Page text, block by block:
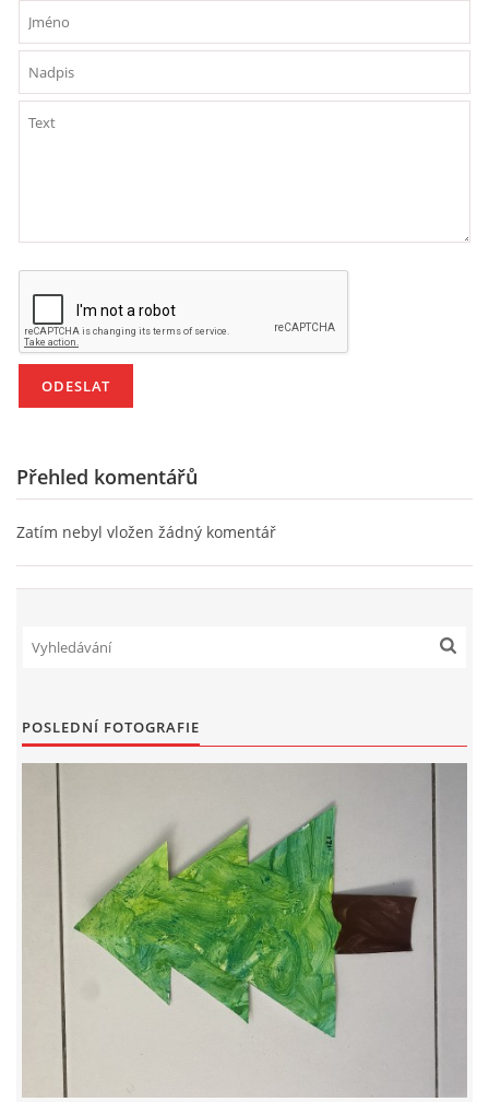
VZDĚLÁVACÍ BLOK DUBEN
VÝTVARNÉ TECHNIKY
VÝTVARNÉ AKTIVITY - PODZIM
CHARAKTERISTIKA ROČNÍCH OBDOBÍ
POHYBOVÉ AKTIVITY NA TÉMA JARO
PÍSNĚ K TÉMATU LÉTO
BÁSNĚ K TÉMATU LÉTO
POHYBOVÉ AKTIVITY NA TÉMA LÉTO
PÍSNĚ K TÉMATU PODZIM
BÁSNĚ K TÉMATU PODZIM
Přehled komentářů
Zatím nebyl vložen žádný komentář
POSLEDNÍ FOTOGRAFIE